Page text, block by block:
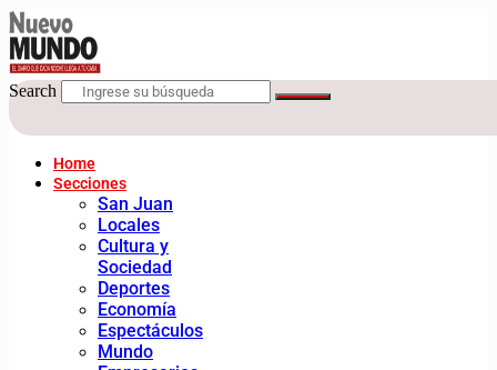
Search
Home
Secciones
San Juan
Locales
Cultura y
Sociedad
Deportes
Economía
Espectáculos
Mundo